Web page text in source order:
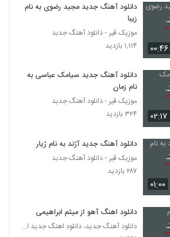
دانلود آهنگ جدید و زیبای کاوه ایرانی با نام
لالایی
۳۱۰ بازدید
دانلود آهنگ رضا یزدانی ارث اجدادی (ورژن
جدید) (Reza Yazdani Erse Ajdadi)
وحید حاجی تبار آهنگ تازگیا
دانلود آهنگ نوید فرد شوق
۲۲۹ بازدید
دانلود آهنگ علی سورنا نفس
۰۰:۴۶
دانلود آهنگ جدید مجید رضوی به نام
زیبا
موزیک قیر - دانلود آهنگ جدبد
۱,۱۱۴ بازدید
۰۲:۱۷
دانلود آهنگ جدید سیامک عباسی به
نام زمان
موزیک قیر - دانلود آهنگ جدبد
۳۲۴ بازدید
۰۱:۰۰
دانلود آهنگ جدید آژند به نام ژیار
موزیک قیر - دانلود آهنگ جدبد
۲۸۷ بازدید
دانلود اهنگ آهو از میثم ابراهیمی
دانلود آهنگ جدید، دانلود اهنگ جدید ایرانی